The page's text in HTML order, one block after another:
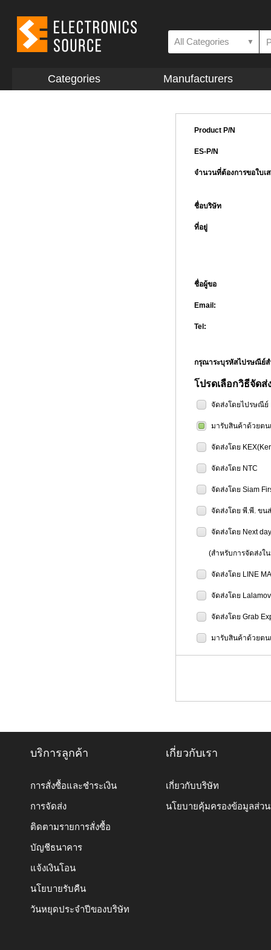
All Categories ▼
Categories Manufacturers
Product P/N
ES-P/N
จำนวนที่ต้องการขอใบเ
ชื่อบริษัท
ที่อยู่
ชื่อผู้ขอ
Email:
Tel:
กรุณาระบุรหัสไปรษณี
โปรดเลือกวิธีจัดส่
จัดส่งโดยไปรษณีย์
มารับสินค้าด้วยต
จัดส่งโดย
จัดส่งโดย NTC
จัดส่งโดย Siam
จัดส่งโดย พี.พี. ขน
จัดส่งโดย Next
(สำหรับการจัดส่งใน
จัดส่งโดย LINE
จัดส่งโดย
จัดส่งโดย Grab
มารับสินค้าด้วยตน
บริการลูกค้า
การสั่งซื้อและชำระเงิน
การจัดส่ง
ติดตามรายการสั่งซื้อ
บัญชีธนาคาร
แจ้งเงินโอน
นโยบายรับคืน
วันหยุดประจำปีของบริษัท
เกี่ยวกับเรา
เกี่ยวกับบริษัท
นโยบายคุ้มครองข้อมูลส่ว